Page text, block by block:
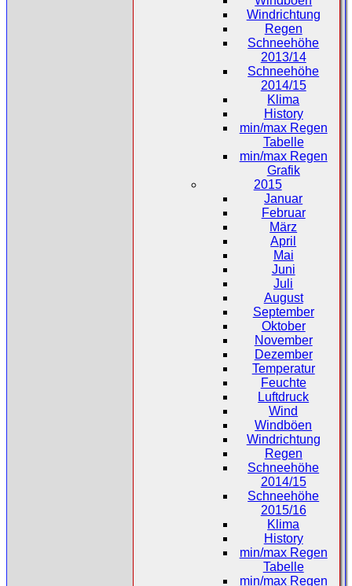
Windrichtung
Regen
Schneehöhe
2013/14
Schneehöhe
2014/15
Klima
History
min/max Regen
Tabelle
min/max Regen
Grafik
2015
Januar
Februar
März
April
Mai
Juni
Juli
August
September
Oktober
November
Dezember
Temperatur
Feuchte
Luftdruck
Wind
Windböen
Windrichtung
Regen
Schneehöhe
2014/15
Schneehöhe
2015/16
Klima
History
min/max Regen
Tabelle
min/max Regen